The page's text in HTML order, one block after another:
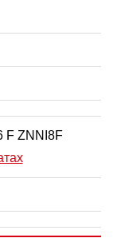
F ZNNI8F